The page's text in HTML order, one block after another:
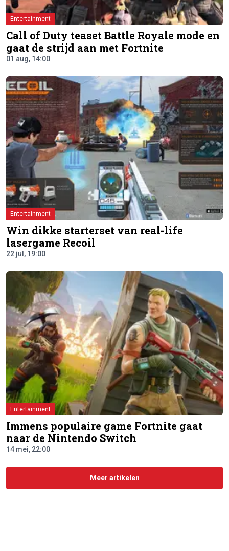
Entertainment
Call of Duty teaset Battle Royale mode en
gaat de strijd aan met Fortnite
01 aug, 14:00
Entertainment
Win dikke starterset van real-life
lasergame Recoil
22 jul, 19:00
Entertainment
Immens populaire game Fortnite gaat
naar de Nintendo Switch
14 mei, 22:00
Meer artikelen